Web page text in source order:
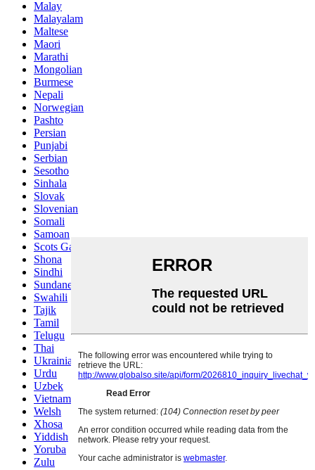
Malay
Malayalam
Maltese
Maori
Marathi
Mongolian
Burmese
Nepali
Norwegian
Pashto
Persian
Punjabi
Serbian
Sesotho
Sinhala
Slovak
Slovenian
Somali
Samoan
Scots Gaelic
Shona
Sindhi
Sundanese
Swahili
Tajik
Tamil
Telugu
Thai
Ukrainian
Urdu
Uzbek
Vietnamese
Welsh
Xhosa
Yiddish
Yoruba
Zulu